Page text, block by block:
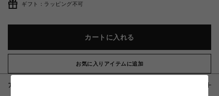
ギフト：ラッピング不可
カートに入れる
お気に入りアイテムに追加
アイテム説明 / 素材